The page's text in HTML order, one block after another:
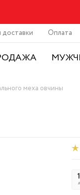
доставки Оплата
меха овчины